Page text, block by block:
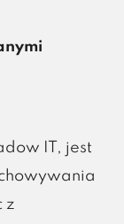
IT, jest
z